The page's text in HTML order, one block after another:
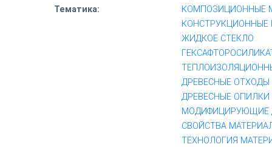
Тематика:
КОМПОЗИЦИОННЫЕ
КОНСТРУКЦИОННЫЕ
ЖИДКОЕ СТЕКЛО
ДРЕВЕСНЫЕ ОТХОДЫ
ДРЕВЕСНЫЕ ОПИЛКИ
МОДИФИЦИРУЮЩИЕ
СВОЙСТВА
ТЕХНОЛОГИЯ